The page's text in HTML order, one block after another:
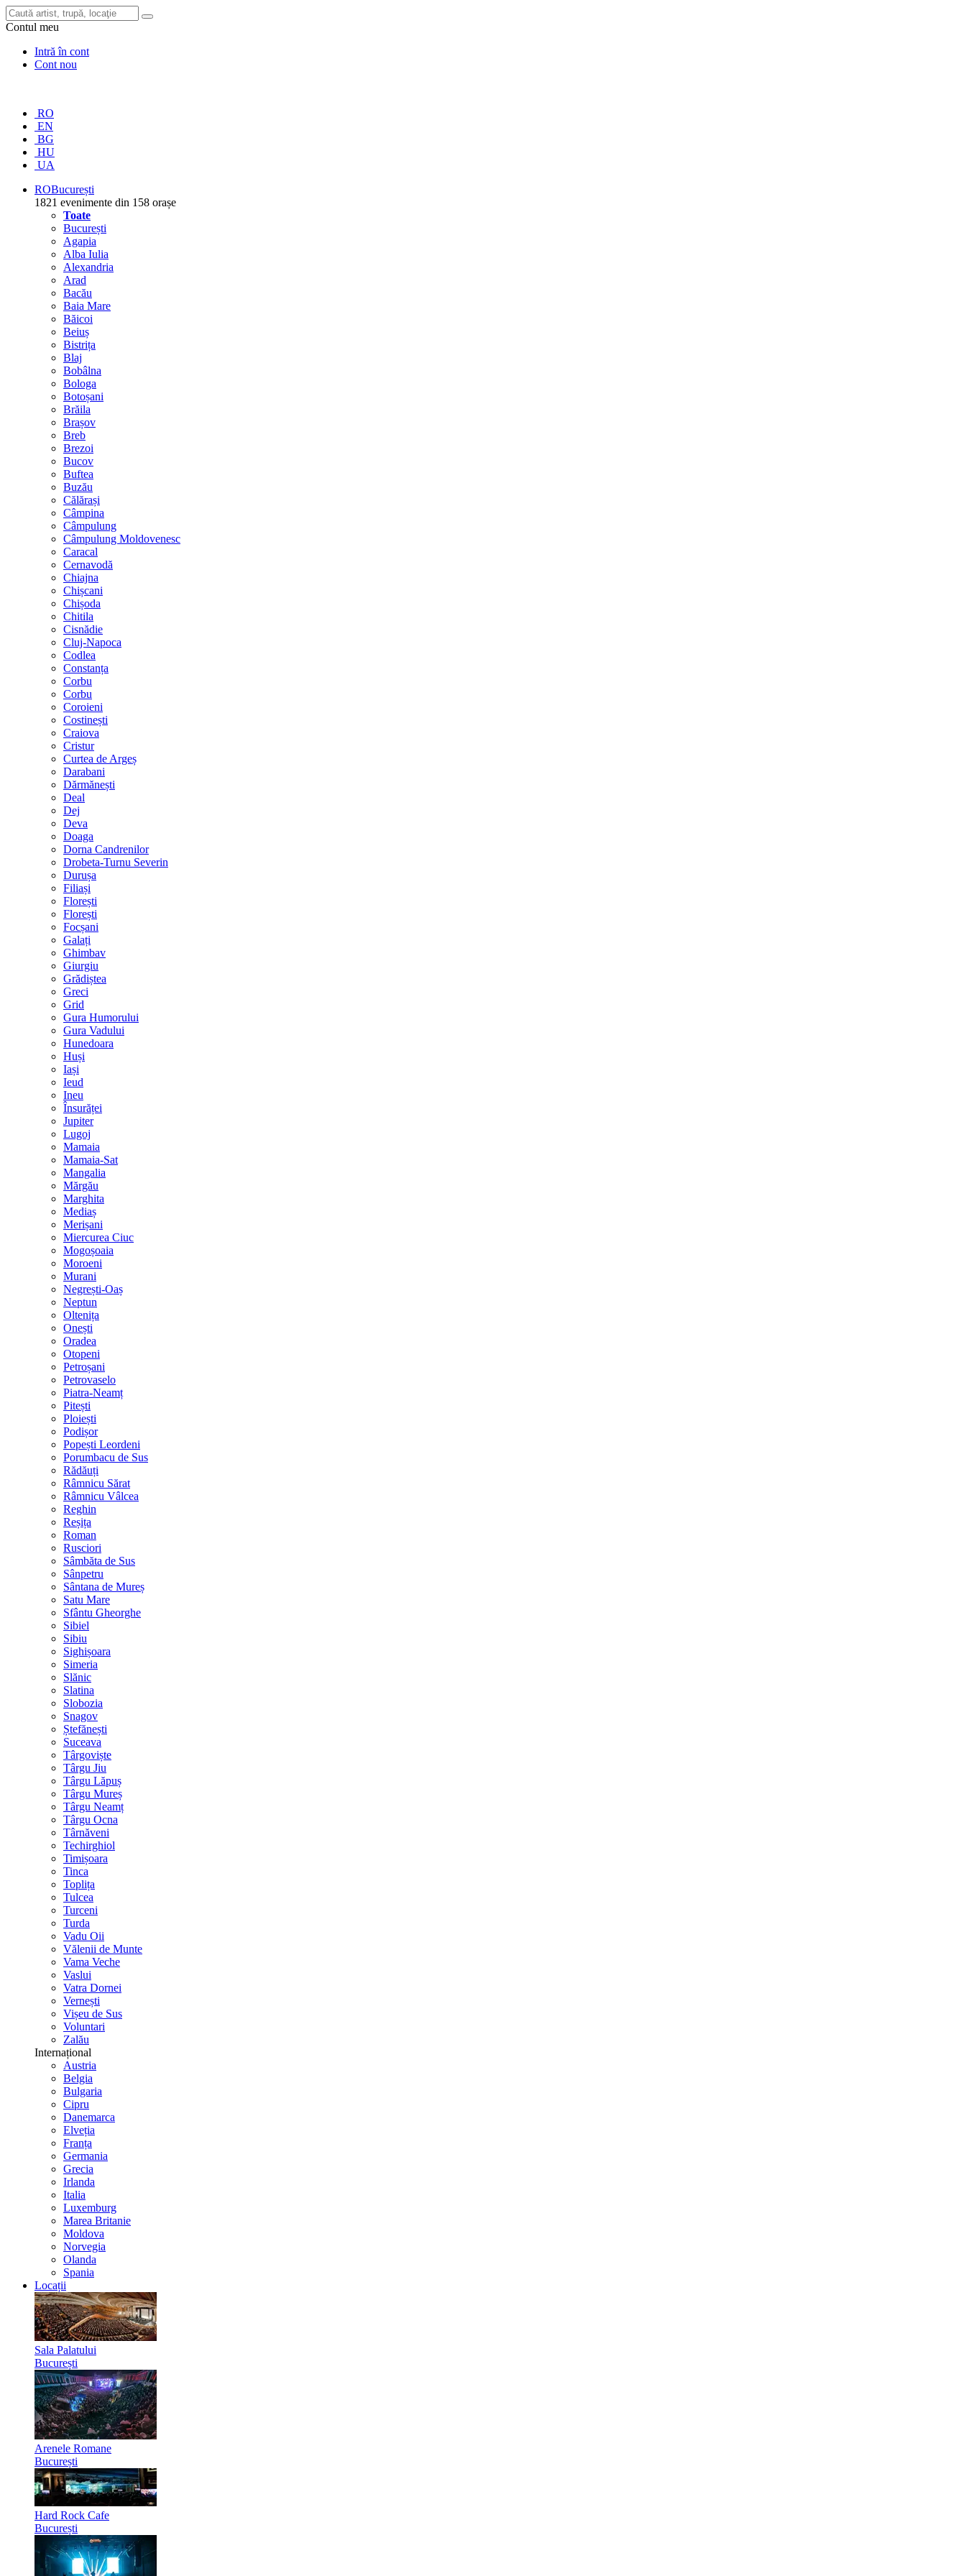
Contul meu
Intră în cont
Cont nou
RO
EN
BG
HU
UA
ROBucurești
1821 evenimente din 158 orașe
Toate
București
Agapia
Alba Iulia
Alexandria
Arad
Bacău
Baia Mare
Băicoi
Beiuș
Bistrița
Blaj
Bobâlna
Bologa
Botoșani
Brăila
Brașov
Breb
Brezoi
Bucov
Buftea
Buzău
Călărași
Câmpina
Câmpulung
Câmpulung Moldovenesc
Caracal
Cernavodă
Chiajna
Chișcani
Chișoda
Chitila
Cisnădie
Cluj-Napoca
Codlea
Constanța
Corbu
Corbu
Coroieni
Costinești
Craiova
Cristur
Curtea de Argeș
Darabani
Dărmănești
Deal
Dej
Deva
Doaga
Dorna Candrenilor
Drobeta-Turnu Severin
Durușa
Filiași
Florești
Florești
Focșani
Galați
Ghimbav
Giurgiu
Grădiștea
Greci
Grid
Gura Humorului
Gura Vadului
Hunedoara
Huși
Iași
Ieud
Ineu
Însurăței
Jupiter
Lugoj
Mamaia
Mamaia-Sat
Mangalia
Mărgău
Marghita
Mediaș
Merișani
Miercurea Ciuc
Mogoșoaia
Moroeni
Murani
Negrești-Oaș
Neptun
Oltenița
Onești
Oradea
Otopeni
Petroșani
Petrovaselo
Piatra-Neamț
Pitești
Ploiești
Podișor
Popești Leordeni
Porumbacu de Sus
Rădăuți
Râmnicu Sărat
Râmnicu Vâlcea
Reghin
Reșița
Roman
Rusciori
Sâmbăta de Sus
Sânpetru
Sântana de Mureș
Satu Mare
Sfântu Gheorghe
Sibiel
Sibiu
Sighișoara
Simeria
Slănic
Slatina
Slobozia
Snagov
Ștefănești
Suceava
Târgoviște
Târgu Jiu
Târgu Lăpuș
Târgu Mureș
Târgu Neamț
Târgu Ocna
Târnăveni
Techirghiol
Timișoara
Tinca
Toplița
Tulcea
Turceni
Turda
Vadu Oii
Vălenii de Munte
Vama Veche
Vaslui
Vatra Dornei
Vernești
Vișeu de Sus
Voluntari
Zalău
Internațional
Austria
Belgia
Bulgaria
Cipru
Danemarca
Elveția
Franța
Germania
Grecia
Irlanda
Italia
Luxemburg
Marea Britanie
Moldova
Norvegia
Olanda
Spania
Locații
Sala Palatului
București
Arenele Romane
București
Hard Rock Cafe
București